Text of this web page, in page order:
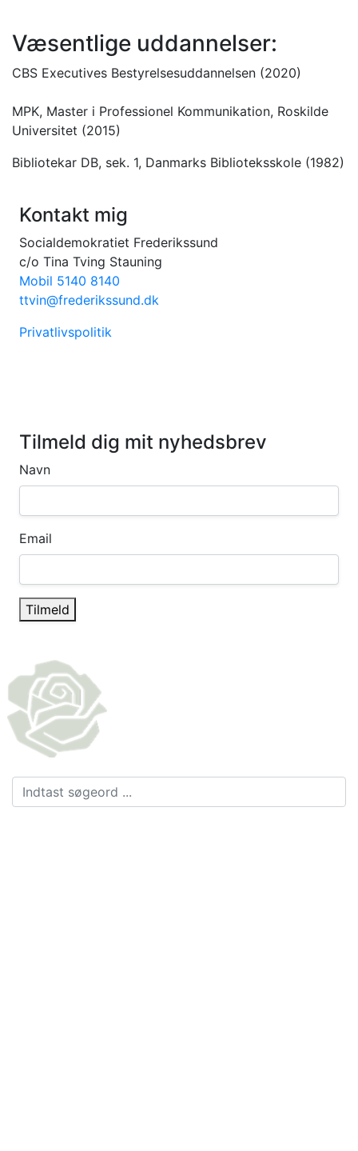
Væsentlige uddannelser:
CBS Executives Bestyrelsesuddannelsen (2020)
MPK, Master i Professionel Kommunikation, Roskilde
Universitet (2015)
Bibliotekar DB, sek. 1, Danmarks Biblioteksskole (1982)
Kontakt mig
Socialdemokratiet Frederikssund
c/o Tina Tving Stauning
Mobil 5140 8140
ttvin@frederikssund.dk
Privatlivspolitik
Tilmeld dig mit nyhedsbrev
Navn
Email
Tilmeld